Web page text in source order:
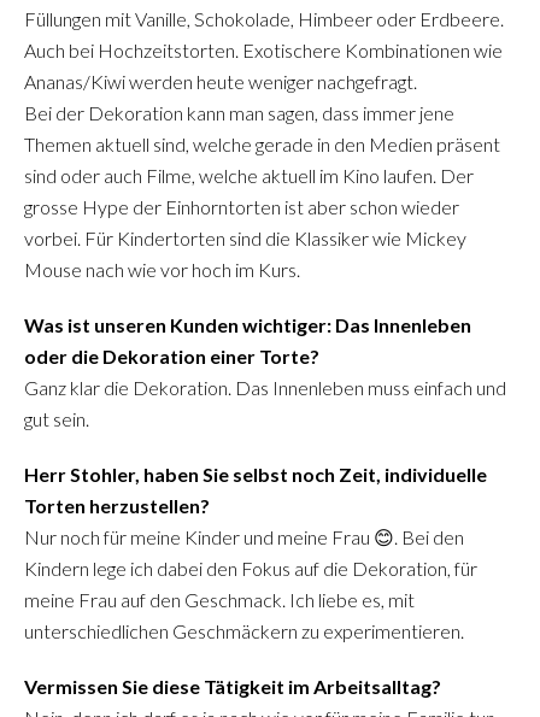
Füllungen mit Vanille, Schokolade, Himbeer oder Erdbeere.
Auch bei Hochzeitstorten. Exotischere Kombinationen wie
Ananas/Kiwi werden heute weniger nachgefragt.
Bei der Dekoration kann man sagen, dass immer jene
Themen aktuell sind, welche gerade in den Medien präsent
sind oder auch Filme, welche aktuell im Kino laufen. Der
grosse Hype der Einhorntorten ist aber schon wieder
vorbei. Für Kindertorten sind die Klassiker wie Mickey
Mouse nach wie vor hoch im Kurs.
Was ist unseren Kunden wichtiger: Das Innenleben
oder die Dekoration einer Torte?
Ganz klar die Dekoration. Das Innenleben muss einfach und
gut sein.
Herr Stohler, haben Sie selbst noch Zeit, individuelle
Torten herzustellen?
Nur noch für meine Kinder und meine Frau 😊. Bei den
Kindern lege ich dabei den Fokus auf die Dekoration, für
meine Frau auf den Geschmack. Ich liebe es, mit
unterschiedlichen Geschmäckern zu experimentieren.
Vermissen Sie diese Tätigkeit im Arbeitsalltag?